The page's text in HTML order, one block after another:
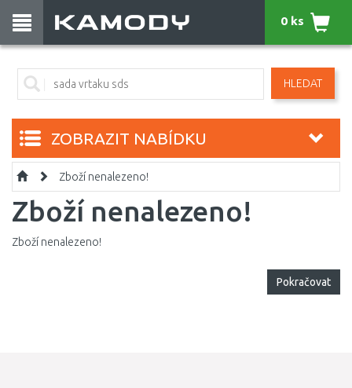
HLEDAT
0 ks
ZOBRAZIT NABÍDKU
Zboží nenalezeno!
Zboží nenalezeno!
Zboží nenalezeno!
Pokračovat